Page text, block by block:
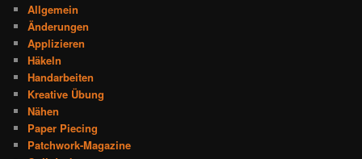
Allgemein
Änderungen
Applizieren
Häkeln
Handarbeiten
Kreative Übung
Nähen
Paper Piecing
Patchwork-Magazine